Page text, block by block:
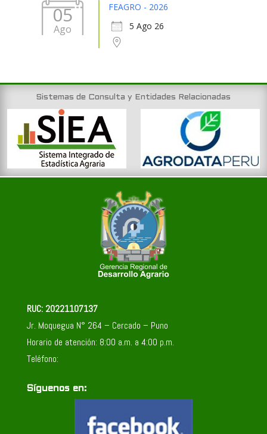
05
Ago
FEAGRO - 2026
5 Ago 26
Sistemas de Consulta y Entidades Relacionadas
RUC: 20221107137
Jr. Moquegua N° 264 – Cercado – Puno
Horario de atención: 8:00 a.m. a 4:00 p.m.
Teléfono:
Síguenos en: